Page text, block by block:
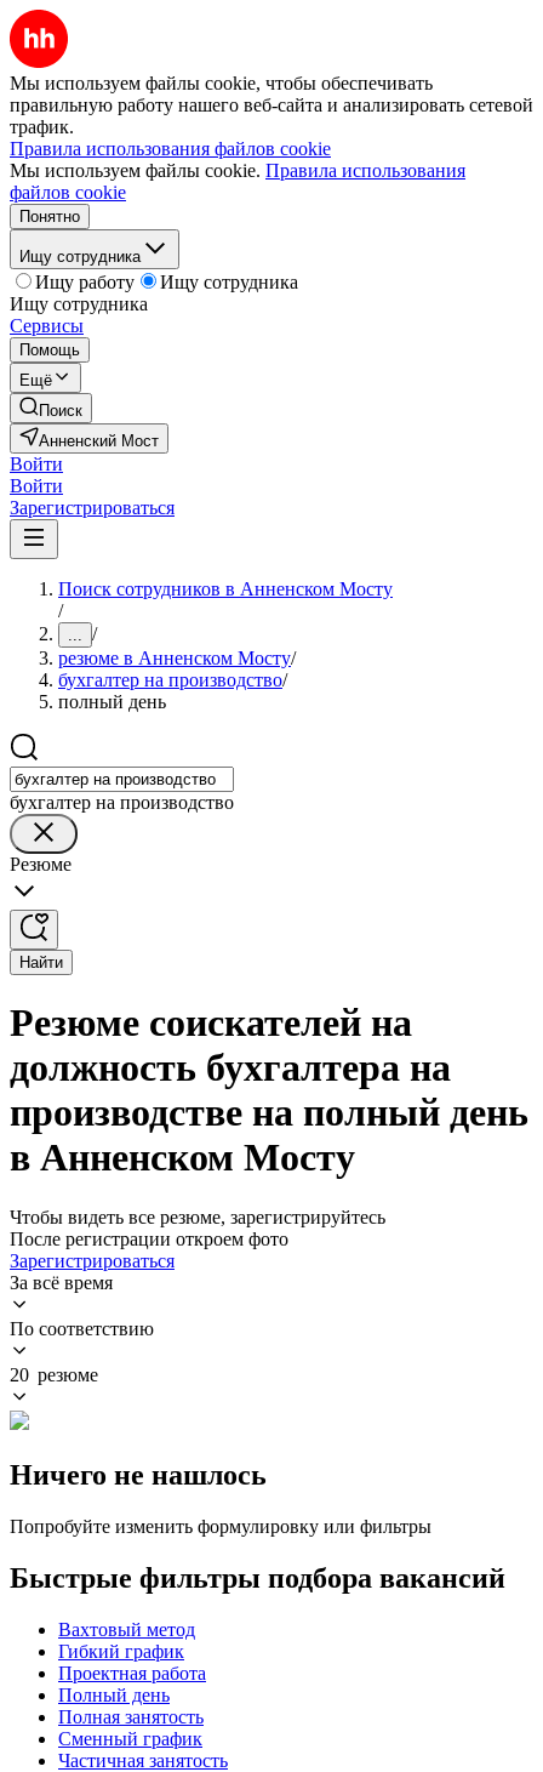
Мы используем файлы cookie, чтобы обеспечивать
правильную работу нашего веб-сайта и анализировать сетевой
трафик.
Правила использования файлов cookie
Мы используем файлы cookie. Правила использования
файлов cookie
Понятно
Ищу сотрудника
Ищу работу
Ищу сотрудника
Ищу сотрудника
Сервисы
Помощь
Ещё
Поиск
Анненский Мост
Войти
Войти
Зарегистрироваться
Поиск сотрудников в Анненском Мосту
/
... /
резюме в Анненском Мосту/
бухгалтер на производство/
полный день
бухгалтер на производство
Резюме
Найти
Резюме соискателей на
должность бухгалтера на
производстве на полный день
в Анненском Мосту
Чтобы видеть все резюме, зарегистрируйтесь
После регистрации откроем фото
Зарегистрироваться
За всё время
По соответствию
20 резюме
Ничего не нашлось
Попробуйте изменить формулировку или фильтры
Быстрые фильтры подбора вакансий
Вахтовый метод
Гибкий график
Проектная работа
Полный день
Полная занятость
Сменный график
Частичная занятость